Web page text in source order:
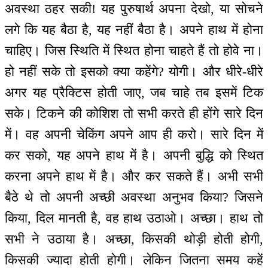
अवस्था ठहर सकी! यह पुरुषार्थ अपना देखो, या सोचने
लगे कि यह बैठा है, यह नहीं बैठा है। अपने हाथ में होना
चाहिए। जिस स्थिति में स्थित होना चाहते हैं तो होवे ना।
हो नहीं सके तो इसको क्या कहेंगे? योगी। और धीरे-धीरे
अगर यह प्रैक्टिस होती जाए, जब चाहे तब इसमें टिक
सके। टिकने की कोशिश तो सभी करते ही होंगे सारे दिन
में। वह अपनी चेकिंग अपने आप ही करो। सारे दिन में
कर सको, यह अपने हाथ में है। अपनी बुद्धि को स्थित
करना अपने हाथ में है। और कर सकते हैं। अभी सभी
बैठे थे तो अपनी अच्छी अवस्था अनुभव किया? जिसने
किया, दिल मानती है, वह हाथ उठाओ। अच्छा। हाथ तो
सभी ने उठाया है। अच्छा, किसकी थोड़ी होती होगी,
किसकी ज्यादा होती होगी। लेकिन जितना समय कहें